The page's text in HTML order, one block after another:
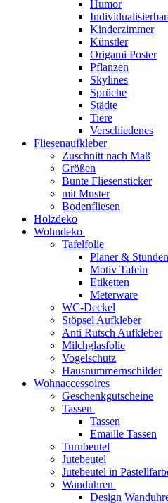
Humor
Kinderzimmer
Künstler
Origami Poster
Pflanzen
Skylines
Sprüche
Städte
Tiere
Verschiedenes
Fliesenaufkleber
Zuschnitt nach Maß
Größen
Bunte Fliesensticker
mit Muster
Bodenfliesen
Holzdeko
Wohndeko
Tafelfolie
Planer &
Motiv Tafeln
Etiketten
Meterware
WC-Deckel
Stöpsel Aufkleber
Anti Rutsch Aufkleber
Milchglasfolie
Vogelschutz
Hausnummernschilder
Wohnaccessoires
Geschenkgutscheine
Tassen
Tassen
Emaille Tassen
Turnbeutel
Jutebeutel
Jutebeutel in
Wanduhren
Design